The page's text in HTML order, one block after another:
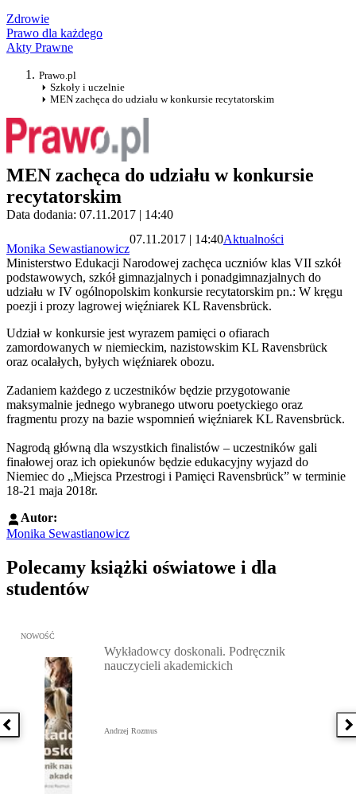
Zdrowie
Prawo dla każdego
Akty Prawne
Prawo.pl
Szkoły i uczelnie
MEN zachęca do udziału w konkursie recytatorskim
MEN zachęca do udziału w konkursie
recytatorskim
Data dodania: 07.11.2017 | 14:40
Monika Sewastianowicz
07.11.2017 | 14:40Aktualności
Ministerstwo Edukacji Narodowej zachęca uczniów klas VII szkół
podstawowych, szkół gimnazjalnych i ponadgimnazjalnych do
udziału w IV ogólnopolskim konkursie recytatorskim pn.: W kręgu
poezji i prozy lagrowej więźniarek KL Ravensbrück.
Udział w konkursie jest wyrazem pamięci o ofiarach
zamordowanych w niemieckim, nazistowskim KL Ravensbrück
oraz ocalałych, byłych więźniarek obozu.
Zadaniem każdego z uczestników będzie przygotowanie
maksymalnie jednego wybranego utworu poetyckiego oraz
fragmentu prozy na bazie wspomnień więźniarek KL Ravensbrück.
Nagrodą główną dla wszystkich finalistów – uczestników gali
finałowej oraz ich opiekunów będzie edukacyjny wyjazd do
Niemiec do „Miejsca Przestrogi i Pamięci Ravensbrück” w terminie
18-21 maja 2018r.
Autor:
Monika Sewastianowicz
Polecamy książki oświatowe i dla
studentów
Poprzednia książka
Przejdź do: Wykładowcy doskonali. Podręcznik nauczycieli
NOWOŚĆ
Wykładowcy doskonali. Podręcznik
nauczycieli akademickich
Andrzej Rozmus